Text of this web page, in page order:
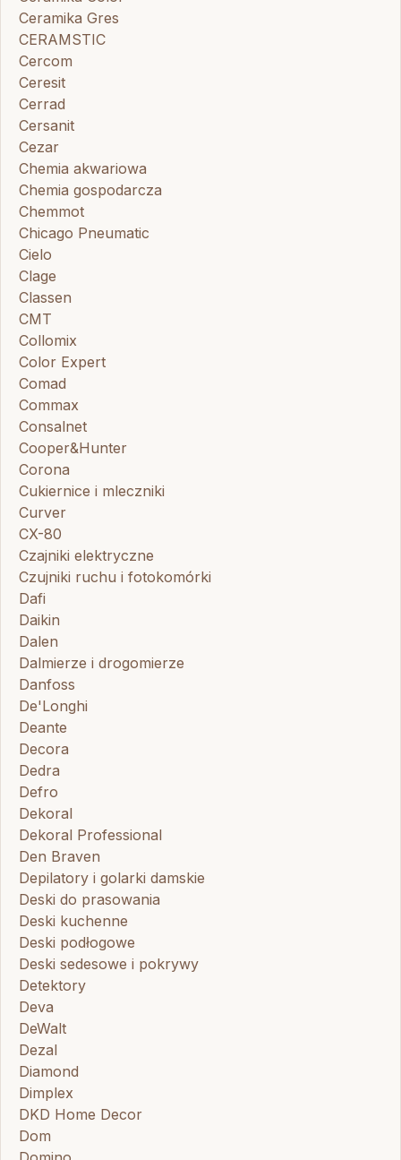
Ceramika Gres
CERAMSTIC
Cercom
Ceresit
Cerrad
Cersanit
Cezar
Chemia akwariowa
Chemia gospodarcza
Chemmot
Chicago Pneumatic
Cielo
Clage
Classen
CMT
Collomix
Color Expert
Comad
Commax
Consalnet
Cooper&Hunter
Corona
Cukiernice i mleczniki
Curver
CX-80
Czajniki elektryczne
Czujniki ruchu i fotokomórki
Dafi
Daikin
Dalen
Dalmierze i drogomierze
Danfoss
De'Longhi
Deante
Decora
Dedra
Defro
Dekoral
Dekoral Professional
Den Braven
Depilatory i golarki damskie
Deski do prasowania
Deski kuchenne
Deski podłogowe
Deski sedesowe i pokrywy
Detektory
Deva
DeWalt
Dezal
Diamond
Dimplex
DKD Home Decor
Dom